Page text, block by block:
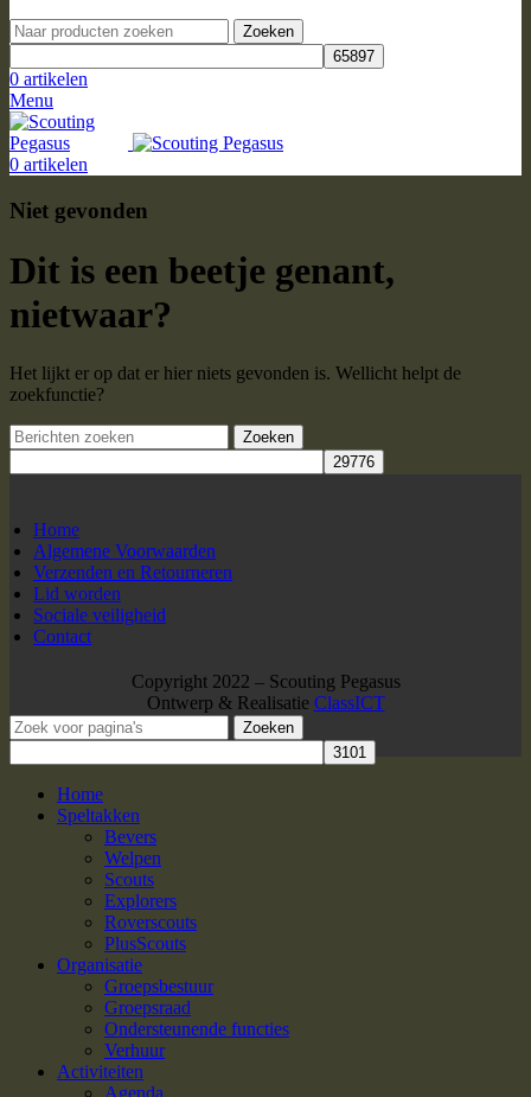
Zoeken
0 artikelen
Menu
0 artikelen
Niet gevonden
Dit is een beetje genant,
nietwaar?
Het lijkt er op dat er hier niets gevonden is. Wellicht helpt de
zoekfunctie?
Zoeken
Home
Algemene Voorwaarden
Verzenden en Retourneren
Lid worden
Sociale veiligheid
Contact
Copyright 2022 – Scouting Pegasus
Ontwerp & Realisatie ClassICT
Zoeken
Home
Speltakken
Bevers
Welpen
Scouts
Explorers
Roverscouts
PlusScouts
Organisatie
Groepsbestuur
Groepsraad
Ondersteunende functies
Verhuur
Activiteiten
Agenda